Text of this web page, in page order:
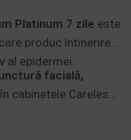
Platinum 7 zile este
produc întinerire
al epidermei.
facială,
în cabinetele Careless
dispar pentru ca